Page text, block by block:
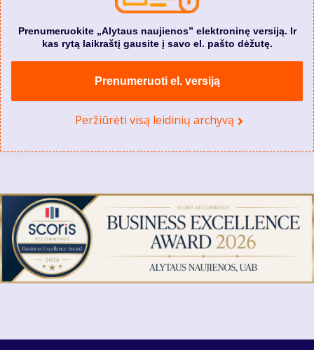
Prenumeruokite „Alytaus naujienos” elektroninę versiją. Ir
kas rytą laikraštį gausite į savo el. pašto dėžutę.
Prenumeruoti el. versiją
Peržiūrėti visą leidinių archyvą